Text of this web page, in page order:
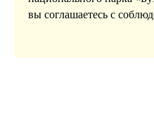
вы соглашаетесь с